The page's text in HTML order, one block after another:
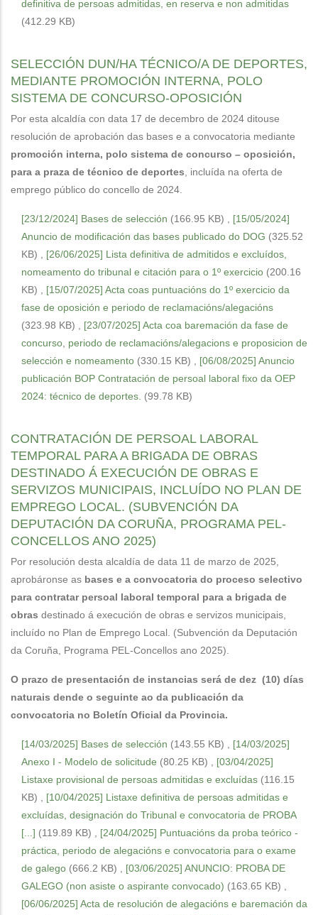
definitiva de persoas admitidas, en reserva e non admitidas
(412.29 KB)
SELECCIÓN DUN/HA TÉCNICO/A DE DEPORTES,
MEDIANTE PROMOCIÓN INTERNA, POLO
SISTEMA DE CONCURSO-OPOSICIÓN
Por esta alcaldía con data 17 de decembro de 2024 ditouse
resolución de aprobación das bases e a convocatoria mediante
promoción interna, polo sistema de concurso – oposición,
para a praza de técnico de deportes , incluída na oferta de
emprego público do concello de 2024.
[23/12/2024] Bases de selección (166.95 KB)
[15/05/2024]
Anuncio de modificación das bases publicado do DOG (325.52
KB)
[26/06/2025] Lista definitiva de admitidos e excluídos,
nomeamento do tribunal e citación para o 1º exercicio (200.16
KB)
[15/07/2025] Acta coas puntuacións do 1º exercicio da
fase de oposición e periodo de reclamacións/alegacións
(323.98 KB)
[23/07/2025] Acta coa baremación da fase de
concurso, periodo de reclamacións/alegacions e proposicion de
selección e nomeamento (330.15 KB)
[06/08/2025] Anuncio
publicación BOP Contratación de persoal laboral fixo da OEP
2024: técnico de deportes. (99.78 KB)
CONTRATACIÓN DE PERSOAL LABORAL
TEMPORAL PARA A BRIGADA DE OBRAS
DESTINADO Á EXECUCIÓN DE OBRAS E
SERVIZOS MUNICIPAIS, INCLUÍDO NO PLAN DE
EMPREGO LOCAL. (SUBVENCIÓN DA
DEPUTACIÓN DA CORUÑA, PROGRAMA PEL-
CONCELLOS ANO 2025)
Por resolución desta alcaldía de data 11 de marzo de 2025,
aprobáronse as bases e a convocatoria do proceso selectivo
para contratar persoal laboral temporal para a brigada de
obras destinado á execución de obras e servizos municipais,
incluído no Plan de Emprego Local. (Subvención da Deputación
da Coruña, Programa PEL-Concellos ano 2025).
O prazo de presentación de instancias será de dez (10) días
naturais dende o seguinte ao da publicación da
convocatoria no Boletín Oficial da Provincia.
[14/03/2025] Bases de selección (143.55 KB)
[14/03/2025]
Anexo I - Modelo de solicitude (80.25 KB)
[03/04/2025]
Listaxe provisional de persoas admitidas e excluídas (116.15
KB)
[10/04/2025] Listaxe definitiva de persoas admitidas e
excluídas, designación do Tribunal e convocatoria de PROBA
[...] (119.89 KB)
[24/04/2025] Puntuacións da proba teórico -
práctica, periodo de alegacións e convocatoria para o exame
de galego (666.2 KB)
[03/06/2025] ANUNCIO: PROBA DE
GALEGO (non asiste o aspirante convocado) (163.65 KB)
[06/06/2025] Acta de resolución de alegacións e baremación da